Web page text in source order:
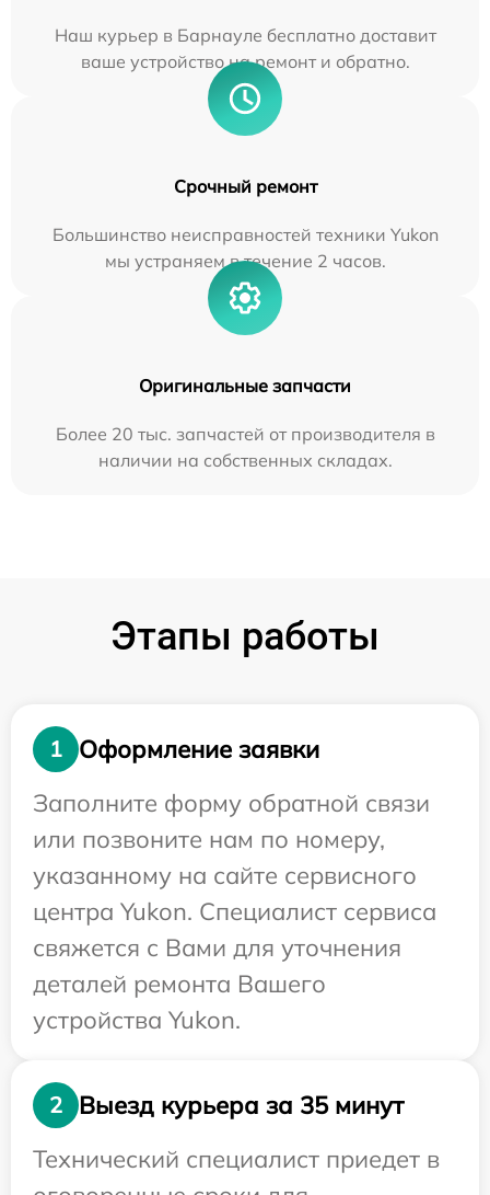
Наш курьер в Барнауле бесплатно доставит
ваше устройство на ремонт и обратно.
Срочный ремонт
Большинство неисправностей техники Yukon
мы устраняем в течение 2 часов.
Оригинальные запчасти
Более 20 тыс. запчастей от производителя в
наличии на собственных складах.
Этапы работы
1
Оформление заявки
Заполните форму обратной связи
или позвоните нам по номеру,
указанному на сайте сервисного
центра Yukon. Специалист сервиса
свяжется с Вами для уточнения
деталей ремонта Вашего
устройства Yukon.
2
Выезд курьера за 35 минут
Технический специалист приедет в